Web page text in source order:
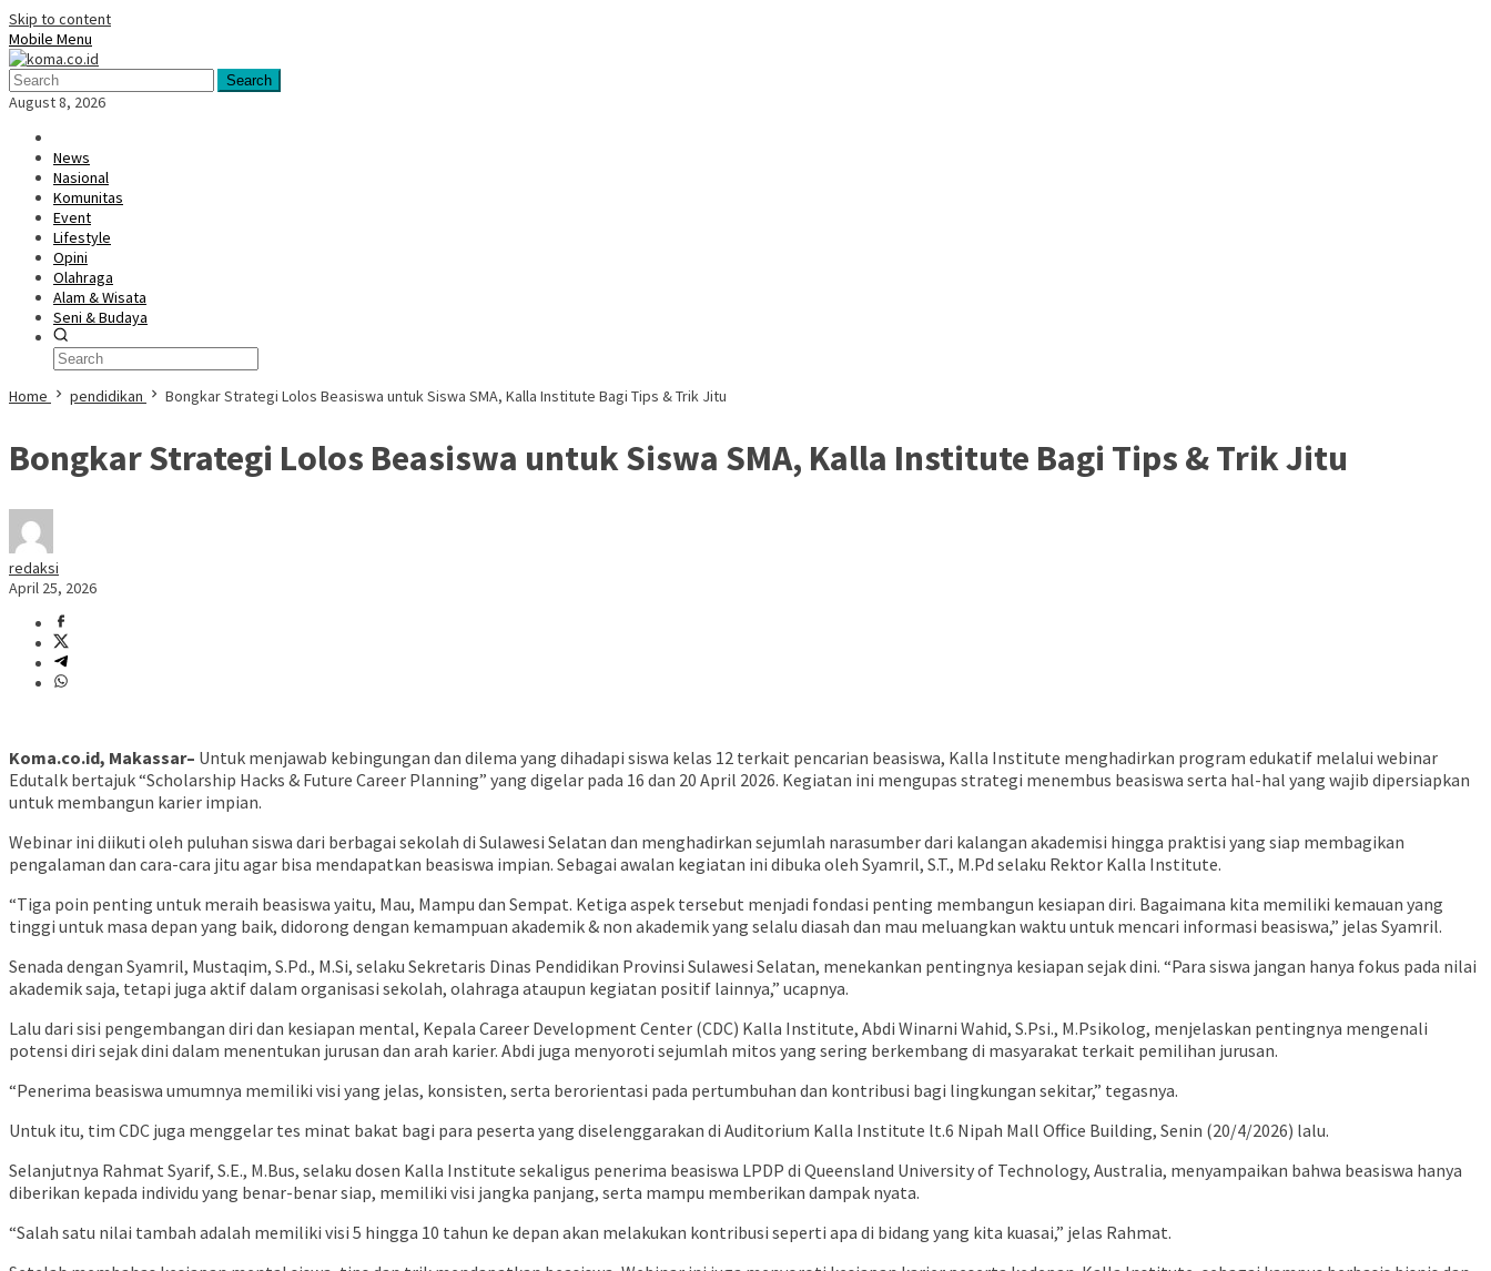
Skip to content
Mobile Menu
Search
August 8, 2026
News
Nasional
Komunitas
Event
Lifestyle
Opini
Olahraga
Alam & Wisata
Seni & Budaya
Home pendidikan Bongkar Strategi Lolos Beasiswa untuk Siswa SMA, Kalla Institute Bagi Tips & Trik Jitu
Bongkar Strategi Lolos Beasiswa untuk Siswa SMA, Kalla Institute Bagi Tips & Trik Jitu
redaksi
April 25, 2026
Koma.co.id, Makassar– Untuk menjawab kebingungan dan dilema yang dihadapi siswa kelas 12 terkait pencarian beasiswa, Kalla Institute menghadirkan program edukatif melalui webinar
Edutalk bertajuk “Scholarship Hacks & Future Career Planning” yang digelar pada 16 dan 20 April 2026. Kegiatan ini mengupas strategi menembus beasiswa serta hal-hal yang wajib dipersiapkan
untuk membangun karier impian.
Webinar ini diikuti oleh puluhan siswa dari berbagai sekolah di Sulawesi Selatan dan menghadirkan sejumlah narasumber dari kalangan akademisi hingga praktisi yang siap membagikan
pengalaman dan cara-cara jitu agar bisa mendapatkan beasiswa impian. Sebagai awalan kegiatan ini dibuka oleh Syamril, S.T., M.Pd selaku Rektor Kalla Institute.
“Tiga poin penting untuk meraih beasiswa yaitu, Mau, Mampu dan Sempat. Ketiga aspek tersebut menjadi fondasi penting membangun kesiapan diri. Bagaimana kita memiliki kemauan yang
tinggi untuk masa depan yang baik, didorong dengan kemampuan akademik & non akademik yang selalu diasah dan mau meluangkan waktu untuk mencari informasi beasiswa,” jelas Syamril.
Senada dengan Syamril, Mustaqim, S.Pd., M.Si, selaku Sekretaris Dinas Pendidikan Provinsi Sulawesi Selatan, menekankan pentingnya kesiapan sejak dini. “Para siswa jangan hanya fokus pada nilai
akademik saja, tetapi juga aktif dalam organisasi sekolah, olahraga ataupun kegiatan positif lainnya,” ucapnya.
Lalu dari sisi pengembangan diri dan kesiapan mental, Kepala Career Development Center (CDC) Kalla Institute, Abdi Winarni Wahid, S.Psi., M.Psikolog, menjelaskan pentingnya mengenali
potensi diri sejak dini dalam menentukan jurusan dan arah karier. Abdi juga menyoroti sejumlah mitos yang sering berkembang di masyarakat terkait pemilihan jurusan.
“Penerima beasiswa umumnya memiliki visi yang jelas, konsisten, serta berorientasi pada pertumbuhan dan kontribusi bagi lingkungan sekitar,” tegasnya.
Untuk itu, tim CDC juga menggelar tes minat bakat bagi para peserta yang diselenggarakan di Auditorium Kalla Institute lt.6 Nipah Mall Office Building, Senin (20/4/2026) lalu.
Selanjutnya Rahmat Syarif, S.E., M.Bus, selaku dosen Kalla Institute sekaligus penerima beasiswa LPDP di Queensland University of Technology, Australia, menyampaikan bahwa beasiswa hanya
diberikan kepada individu yang benar-benar siap, memiliki visi jangka panjang, serta mampu memberikan dampak nyata.
“Salah satu nilai tambah adalah memiliki visi 5 hingga 10 tahun ke depan akan melakukan kontribusi seperti apa di bidang yang kita kuasai,” jelas Rahmat.